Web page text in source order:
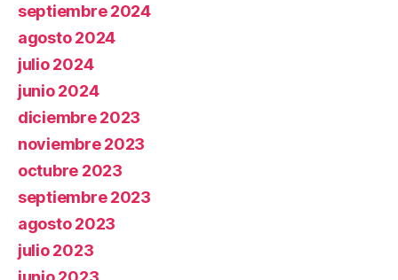
septiembre 2024
agosto 2024
julio 2024
junio 2024
diciembre 2023
noviembre 2023
octubre 2023
septiembre 2023
agosto 2023
julio 2023